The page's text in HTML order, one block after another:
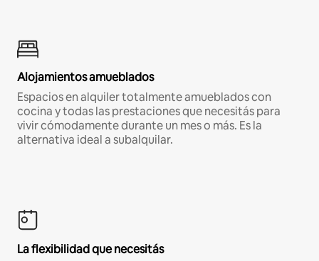
Alojamientos amueblados
Espacios en alquiler totalmente amueblados con
cocina y todas las prestaciones que necesitás para
vivir cómodamente durante un mes o más. Es la
alternativa ideal a subalquilar.
La flexibilidad que necesitás